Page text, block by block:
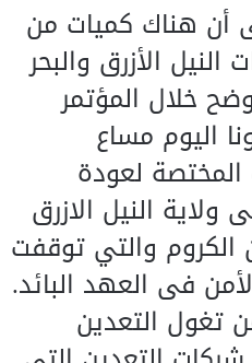
أن هناك كميات من
النيل الأزرق والبحر
خلال المؤتمر
اليوم مساع
لعودة
النيل الازرق
والتي توقفت
فى العهد البائد.
تغول التعدين